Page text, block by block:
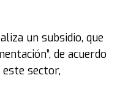
un subsidio, que
de acuerdo
este sector,